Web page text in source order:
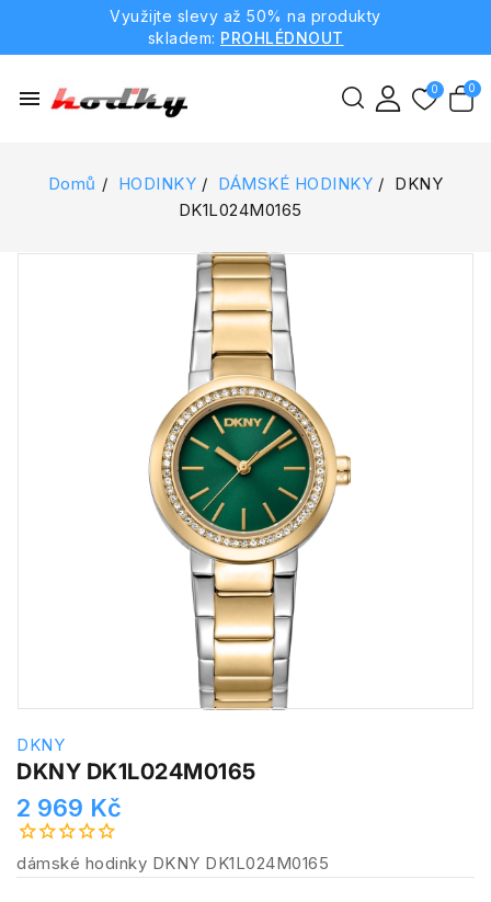
Využijte slevy až 50% na produkty
skladem: PROHLÉDNOUT
menu
Domů HODINKY DÁMSKÉ HODINKY
DKNY
DK1L024M0165
DKNY
DKNY DK1L024M0165
2 969 Kč
dámské hodinky DKNY DK1L024M0165